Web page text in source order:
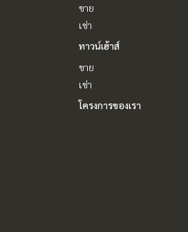
ขาย
เช่า
ทาวน์เฮ้าส์
ขาย
เช่า
โครงการของเรา